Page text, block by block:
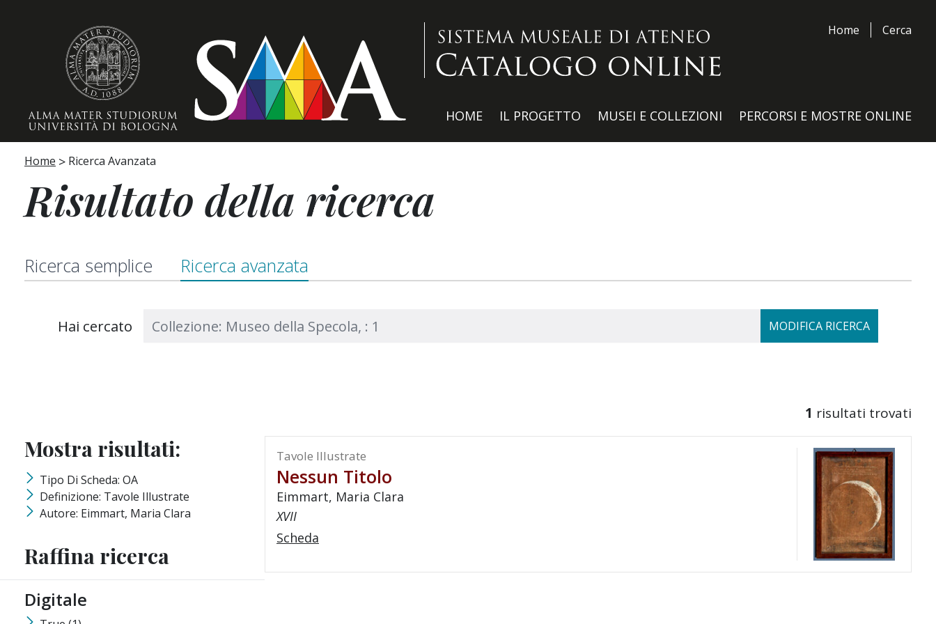
Home page Home Cerca
HOME IL PROGETTO MUSEI E COLLEZIONI PERCORSI E MOSTRE ONLINE
Home Ricerca Avanzata
Risultato della ricerca
Ricerca semplice Ricerca avanzata
Hai cercato MODIFICA RICERCA
1 risultati trovati
Mostra risultati:
Tipo Di Scheda: OA
Definizione: Tavole Illustrate
Autore: Eimmart, Maria Clara
Raffina ricerca
Digitale
Tavole Illustrate
Nessun Titolo
Eimmart, Maria Clara
XVII
Scheda